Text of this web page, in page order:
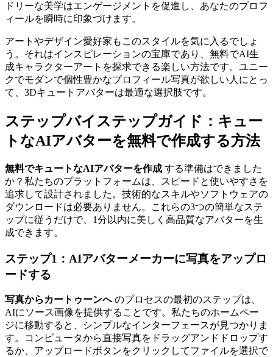
ドリーな美学はエンゲージメントを促進し、あなたのプロフ
ィールを瞬時に印象づけます。
アートやデザイン愛好家もこのスタイルを気に入るでしょ
う。それはインスピレーションの宝庫であり、無料でAI生
成キャラクターアートを探求できる楽しい方法です。ユニー
クでモダンで個性豊かなプロフィール写真が欲しい人にとっ
て、3Dキュートアバターは最適な選択肢です。
ステップバイステップガイド：キュー
トなAIアバターを無料で作成する方法
無料でキュートなAIアバターを作成 する準備はできました
か？私たちのプラットフォームは、スピードと使いやすさを
追求して設計されました。技術的なスキルやソフトウェアの
ダウンロードは必要ありません。これらの3つの簡単なステ
ップに従うだけで、1分以内に美しく高品質なアバターを生
成できます。
ステップ1：AIアバターメーカーに写真をアップロ
ードする
写真からカートゥーンへのプロセスの最初のステップは、
AIにソース画像を提供することです。私たちのホームペー
ジに移動すると、シンプルなインターフェースが見つかりま
す。コンピュータから直接写真をドラッグアンドドロップす
るか、アップロードボタンをクリックしてファイルを選択で